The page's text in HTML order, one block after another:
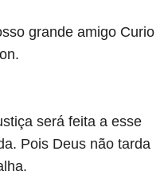
grande amigo Curio
será feita a esse
Pois Deus não tarda